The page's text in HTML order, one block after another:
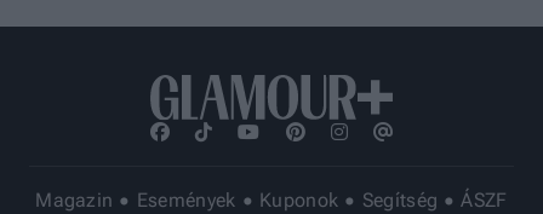
Magazin Események Kuponok Segítség
ÁSZF